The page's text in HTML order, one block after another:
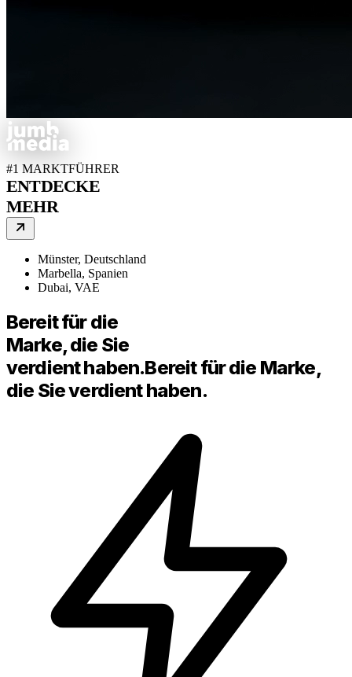
#1 MARKTFÜHRER
ENTDECKE
MEHR
Münster, Deutschland
Marbella, Spanien
Dubai, VAE
Bereit für die
Marke, die Sie
verdient haben.Bereit für die Marke,
die Sie verdient haben.